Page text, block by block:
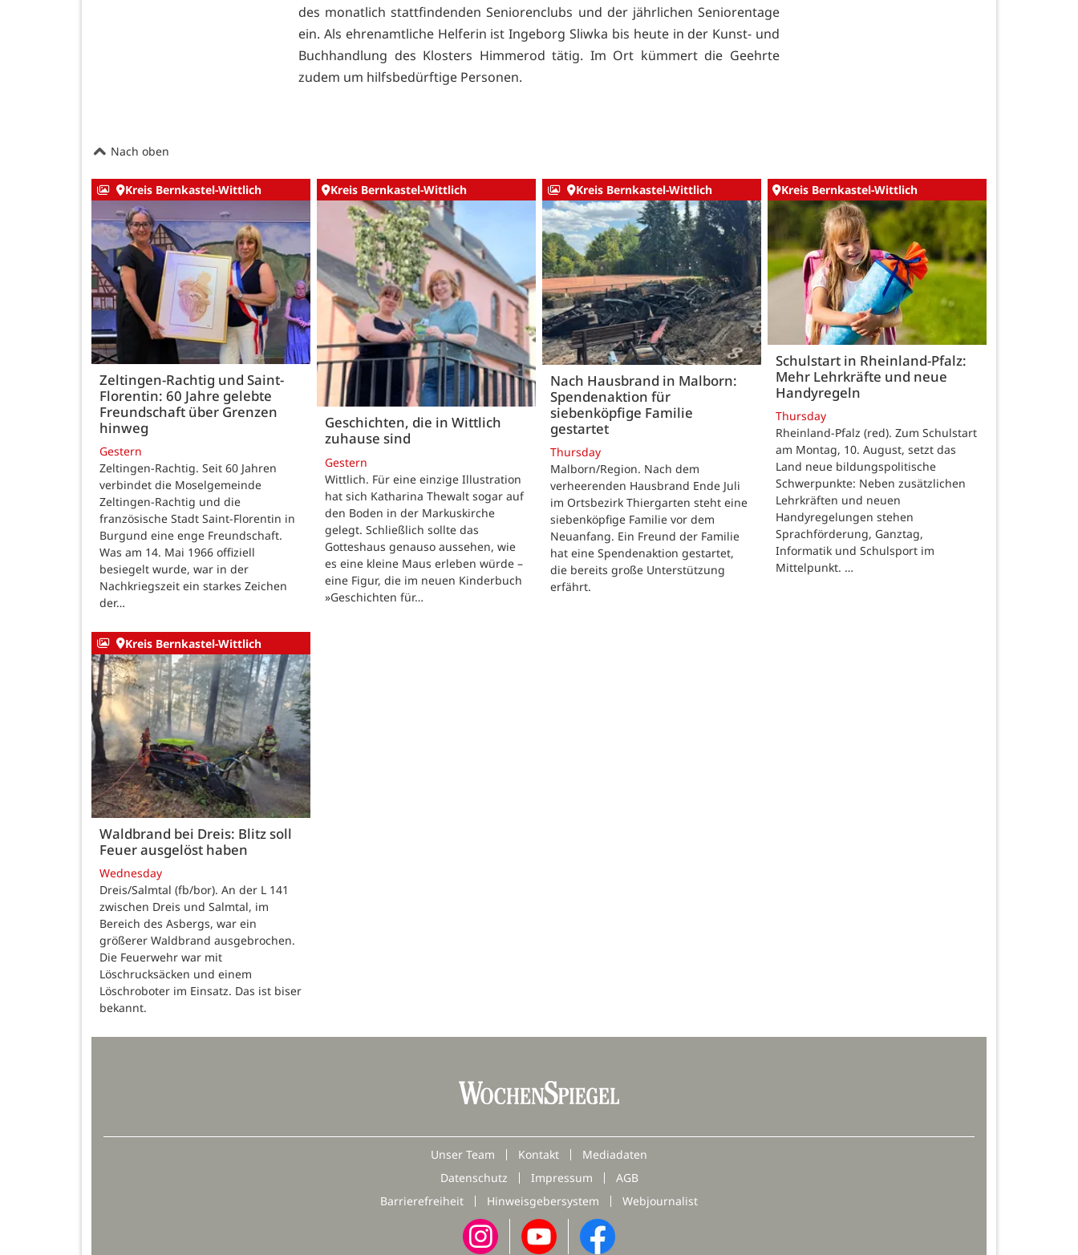
des monatlich stattfindenden Seniorenclubs und der jährlichen Seniorentage
ein. Als ehrenamtliche Helferin ist Ingeborg Sliwka bis heute in der Kunst- und
Buchhandlung des Klosters Himmerod tätig. Im Ort kümmert die Geehrte
zudem um hilfsbedürftige Personen.
Nach oben
Kreis Bernkastel-Wittlich
Zeltingen-Rachtig und Saint-
Florentin: 60 Jahre gelebte
Freundschaft über Grenzen
hinweg
Gestern
Zeltingen-Rachtig. Seit 60 Jahren
verbindet die Moselgemeinde
Zeltingen-Rachtig und die
französische Stadt Saint-Florentin in
Burgund eine enge Freundschaft.
Was am 14. Mai 1966 offiziell
besiegelt wurde, war in der
Nachkriegszeit ein starkes Zeichen
der…
Kreis Bernkastel-Wittlich
Geschichten, die in Wittlich
zuhause sind
Gestern
Wittlich. Für eine einzige Illustration
hat sich Katharina Thewalt sogar auf
den Boden in der Markuskirche
gelegt. Schließlich sollte das
Gotteshaus genauso aussehen, wie
es eine kleine Maus erleben würde –
eine Figur, die im neuen Kinderbuch
»Geschichten für…
Kreis Bernkastel-Wittlich
Nach Hausbrand in Malborn:
Spendenaktion für
siebenköpfige Familie
gestartet
Thursday
Malborn/Region. Nach dem
verheerenden Hausbrand Ende Juli
im Ortsbezirk Thiergarten steht eine
siebenköpfige Familie vor dem
Neuanfang. Ein Freund der Familie
hat eine Spendenaktion gestartet,
die bereits große Unterstützung
erfährt.
Kreis Bernkastel-Wittlich
Schulstart in Rheinland-Pfalz:
Mehr Lehrkräfte und neue
Handyregeln
Thursday
Rheinland-Pfalz (red). Zum Schulstart
am Montag, 10. August, setzt das
Land neue bildungspolitische
Schwerpunkte: Neben zusätzlichen
Lehrkräften und neuen
Handyregelungen stehen
Sprachförderung, Ganztag,
Informatik und Schulsport im
Mittelpunkt. …
Kreis Bernkastel-Wittlich
Waldbrand bei Dreis: Blitz soll
Feuer ausgelöst haben
Wednesday
Dreis/Salmtal (fb/bor). An der L 141
zwischen Dreis und Salmtal, im
Bereich des Asbergs, war ein
größerer Waldbrand ausgebrochen.
Die Feuerwehr war mit
Löschrucksäcken und einem
Löschroboter im Einsatz. Das ist biser
bekannt.
Unser Team Kontakt
Mediadaten
Datenschutz
Impressum
AGB
Barrierefreiheit
Hinweisgebersystem Webjournalist